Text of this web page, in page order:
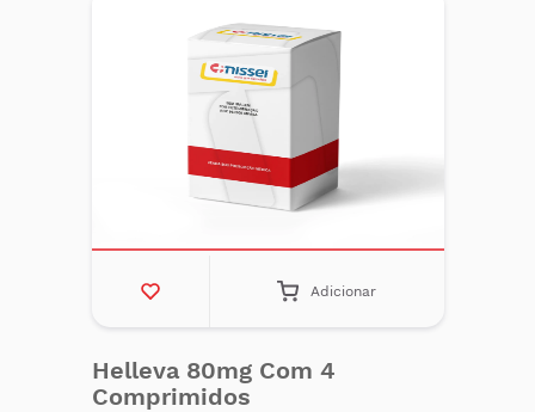
Adicionar
Helleva 80mg Com 4
Comprimidos